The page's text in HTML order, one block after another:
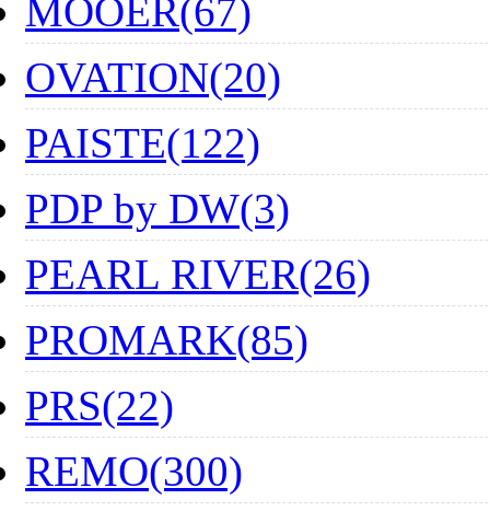
MOOER(67)
OVATION(20)
PAISTE(122)
PDP by DW(3)
PEARL RIVER(26)
PROMARK(85)
PRS(22)
REMO(300)